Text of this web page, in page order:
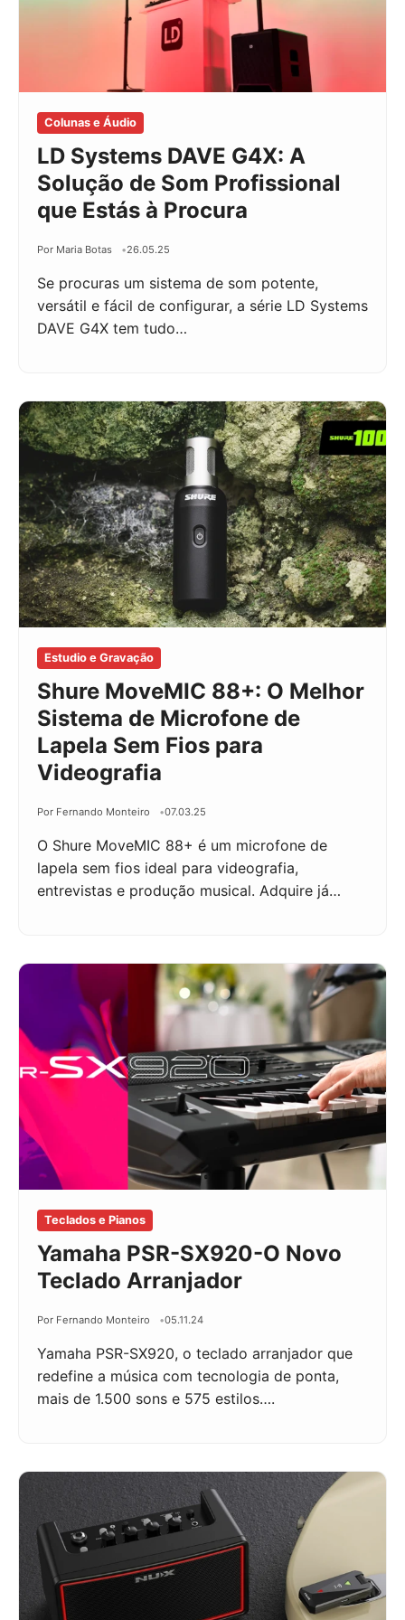
Colunas e Áudio
LD Systems DAVE G4X: A
Solução de Som Profissional
que Estás à Procura
Por Maria Botas 26.05.25
Se procuras um sistema de som potente,
versátil e fácil de configurar, a série LD Systems
DAVE G4X tem tudo…
Estudio e Gravação
Shure MoveMIC 88+: O Melhor
Sistema de Microfone de
Lapela Sem Fios para
Videografia
Por Fernando Monteiro 07.03.25
O Shure MoveMIC 88+ é um microfone de
lapela sem fios ideal para videografia,
entrevistas e produção musical. Adquire já…
Teclados e Pianos
Yamaha PSR-SX920-O Novo
Teclado Arranjador
Por Fernando Monteiro 05.11.24
Yamaha PSR-SX920, o teclado arranjador que
redefine a música com tecnologia de ponta,
mais de 1.500 sons e 575 estilos….